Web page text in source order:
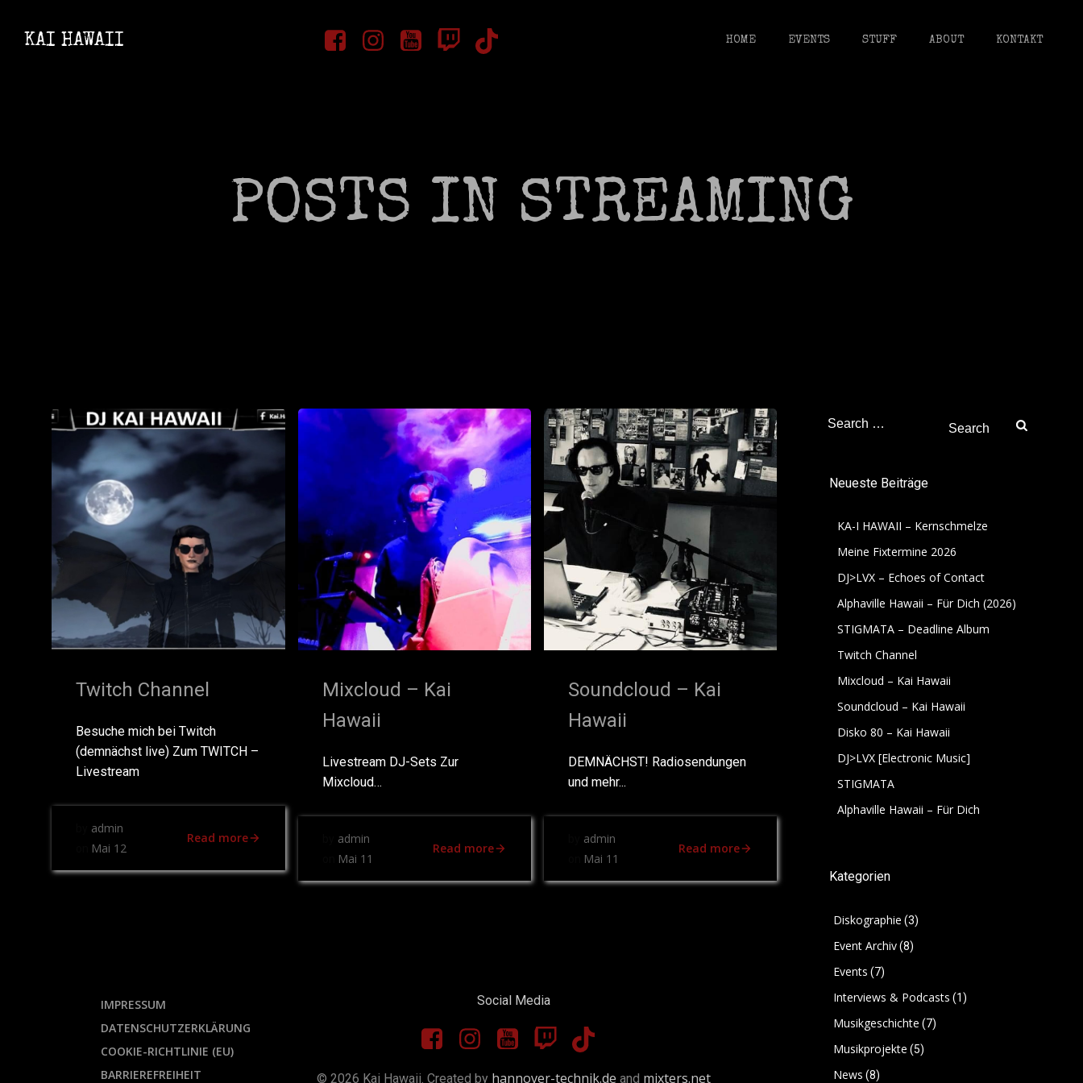
Inhalt
springenKAI HAWAII HOME EVENTS STUFF ABOUT KONTAKT
POSTS IN STREAMING
Twitch Channel
Besuche mich bei Twitch
(demnächst live) Zum TWITCH –
Livestream
admin
Mai 12
Read more
Mixcloud – Kai
Hawaii
Livestream DJ-Sets Zur
Mixcloud…
admin
Mai 11
Read more
Soundcloud – Kai
Hawaii
DEMNÄCHST! Radiosendungen
und mehr...
admin
Mai 11
Read more
IMPRESSUM
DATENSCHUTZERKLÄRUNG
COOKIE-RICHTLINIE (EU)
BARRIEREFREIHEIT
Social Media
© 2026 Kai Hawaii. Created by hannover-technik.de and mixters.net
Search
Neueste Beiträge
KA-I HAWAII – Kernschmelze
Meine Fixtermine 2026
DJ>LVX – Echoes of Contact
Alphaville Hawaii – Für Dich (2026)
STIGMATA – Deadline Album
Twitch Channel
Mixcloud – Kai Hawaii
Soundcloud – Kai Hawaii
Disko 80 – Kai Hawaii
DJ>LVX [Electronic Music]
STIGMATA
Alphaville Hawaii – Für Dich
Kategorien
Diskographie (3)
Event Archiv(8)
Events (7)
Interviews & Podcasts (1)
Musikgeschichte (7)
Musikprojekte (5)
News (8)